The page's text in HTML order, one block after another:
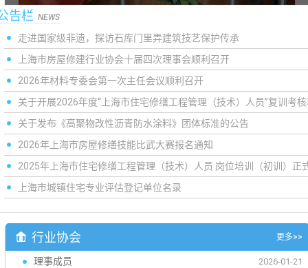
走进国家级非遗，探访石库门里弄建筑技艺保护传承
上海市房屋修建行业协会十届四次理事会顺利召开
2026年材料专委会第一次主任会议顺利召开
训考核和证书注册的通知
告栏 NEWS
走进国家级非遗，探访石库门里弄建筑技艺保护传承
上海市房屋修建行业协会十届四次理事会顺利召开
2026年材料专委会第一次主任会议顺利召开
关于开展2026年度“上海市住宅修缮工程管理（技术）人员”复训考
关于发布《高聚物改性沥青防水涂料》团体标准的公告
2026年上海市房屋修缮技能比武大赛报名通知
2025年上海市住宅修缮工程管理（技术）人员 岗位培训（初训）正
上海市城镇住宅专业评估登记单位名录
行业协会 更多>>
理事成员 2026-01-21